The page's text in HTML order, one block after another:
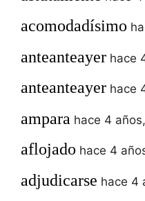
acomodadísimo
anteanteayer hace
anteanteayer hace
ampara hace 4
aflojado hace 4
adjudicarse hace 4